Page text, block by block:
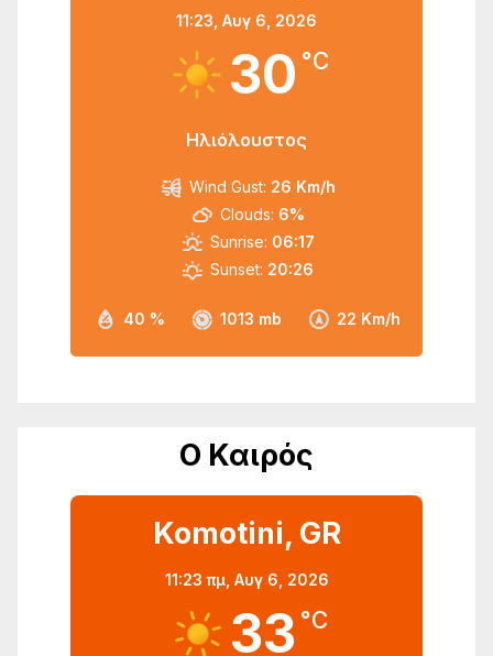
11:23, Αυγ 6, 2026
30 °C
Ηλιόλουστος
40 % 1013 mb 22 Km/h
Wind Gust: 26 Km/h
Clouds: 6%
Sunrise: 06:17
Sunset: 20:26
Ο Καιρός
Komotini, GR
11:23 πμ, Αυγ 6, 2026
33 °C